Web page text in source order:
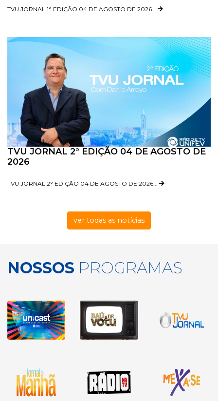
TVU JORNAL 1° EDIÇÃO 04 DE AGOSTO DE 2026...
TVU JORNAL 2° EDIÇÃO 04 DE AGOSTO DE
2026
TVU JORNAL 2° EDIÇÃO 04 DE AGOSTO DE 2026...
ver todas as notícias
NOSSOS PROGRAMAS